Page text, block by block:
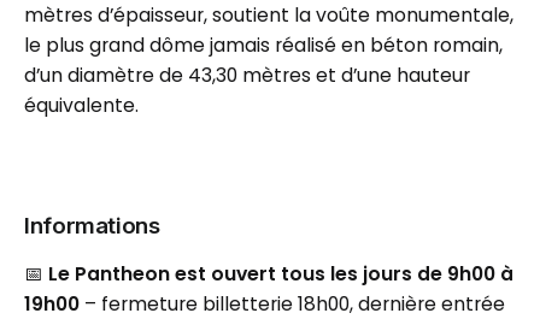
mètres d’épaisseur, soutient la voûte monumentale,
le plus grand dôme jamais réalisé en béton romain,
d’un diamètre de 43,30 mètres et d’une hauteur
équivalente.
Informations
📅 Le Pantheon est ouvert tous les jours de 9h00 à
19h00 – fermeture billetterie 18h00, dernière entrée